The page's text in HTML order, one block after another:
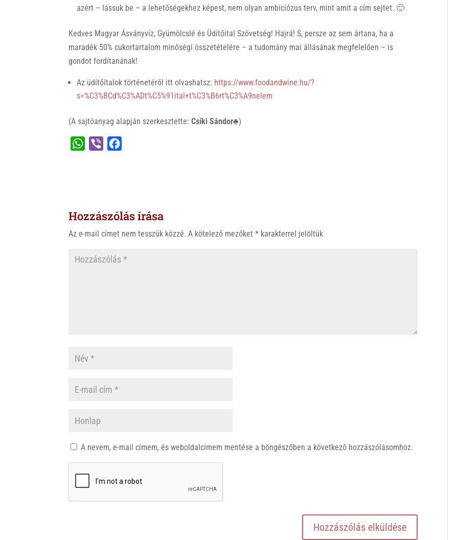
azért – lássuk be – a lehetőségekhez képest, nem olyan ambiciózus terv, mint amit a cím sejtet. 🙂
Kedves Magyar Ásványvíz, Gyümölcslé és Üdítőital Szövetség! Hajrá! S, persze az sem ártana, ha a
maradék 50% cukortartalom minőségi összetételére – a tudomány mai állásának megfelelően – is
gondot fordítanának!
Az üdítőitalok történetéről itt olvashatsz: https://www.foodandwine.hu/?
s=%C3%BCd%C3%ADt%C5%91ital+t%C3%B6rt%C3%A9nelem
(A sajtóanyag alapján szerkesztette:Csíki Sándor♣)
W
A
o
Hozzászólás írása
Az e-mail címet nem tesszük közzé. A kötelező mezőket* karakterrel jelöltük
A nevem, e-mail címem, és weboldalcímem mentése a böngészőben a következő hozzászólásomhoz.